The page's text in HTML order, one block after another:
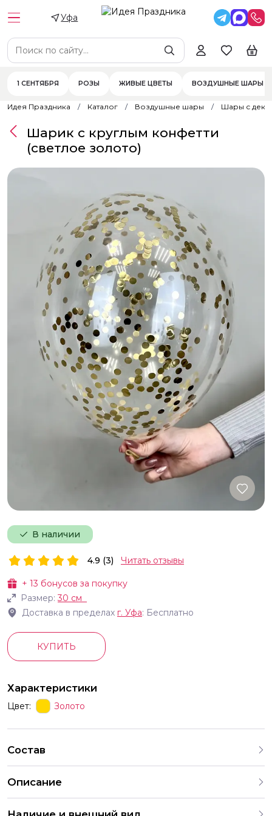
Уфа
1 СЕНТЯБРЯ РОЗЫ ЖИВЫЕ ЦВЕТЫ ВОЗДУШНЫЕ ШАРЫ
Идея Праздника Каталог Воздушные шары Шары с
В наличии
Шарик с круглым конфетти
(светлое золото)
+ 13 бонусов за покупку
Размер:30 см
Доставка в пределах г. Уфа: Бесплатно
4.9 (3) Читать отзывы
КУПИТЬ
Характеристики
Цвет: Золото
Состав
Описание